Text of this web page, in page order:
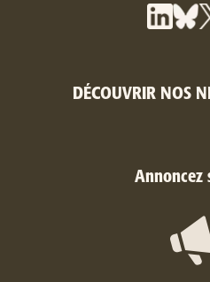
DÉCOUVRIR NOS
Annoncez